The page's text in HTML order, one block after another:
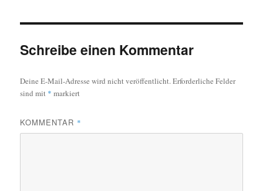
Schreibe einen Kommentar
Deine E-Mail-Adresse wird nicht veröffentlicht.Erforderliche Felder
sind mit * markiert
KOMMENTAR *